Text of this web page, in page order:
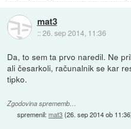
mat3
::26. sep 2014, 11:36
Da, to sem ta prvo naredil. Ne
ali česarkoli, računalnik se kar
tipko.
Zgodovina sprememb…
spremenil:mat3(26. sep 2014 ob 11:36